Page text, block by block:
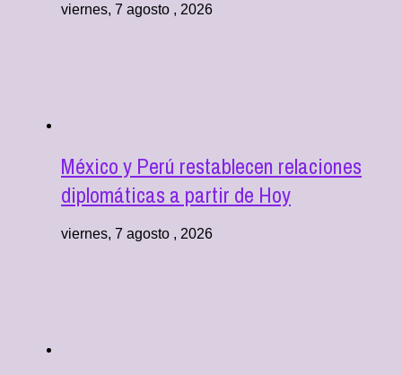
viernes, 7 agosto , 2026
México y Perú restablecen relaciones
diplomáticas a partir de Hoy
viernes, 7 agosto , 2026